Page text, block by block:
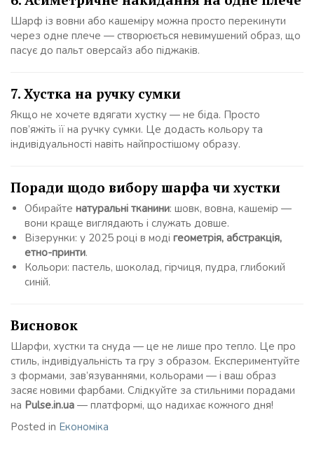
Шарф із вовни або кашеміру можна просто перекинути
через одне плече — створюється невимушений образ, що
пасує до пальт оверсайз або піджаків.
7. Хустка на ручку сумки
Якщо не хочете вдягати хустку — не біда. Просто
пов’яжіть її на ручку сумки. Це додасть кольору та
індивідуальності навіть найпростішому образу.
Поради щодо вибору шарфа чи хустки
Обирайте натуральні тканини: шовк, вовна, кашемір —
вони краще виглядають і служать довше.
Візерунки: у 2025 році в моді геометрія, абстракція,
етно-принти.
Кольори: пастель, шоколад, гірчиця, пудра, глибокий
синій.
Висновок
Шарфи, хустки та снуда — це не лише про тепло. Це про
стиль, індивідуальність та гру з образом. Експериментуйте
з формами, зав’язуваннями, кольорами — і ваш образ
засяє новими фарбами. Слідкуйте за стильними порадами
на Pulse.in.ua — платформі, що надихає кожного дня!
Posted in Економіка